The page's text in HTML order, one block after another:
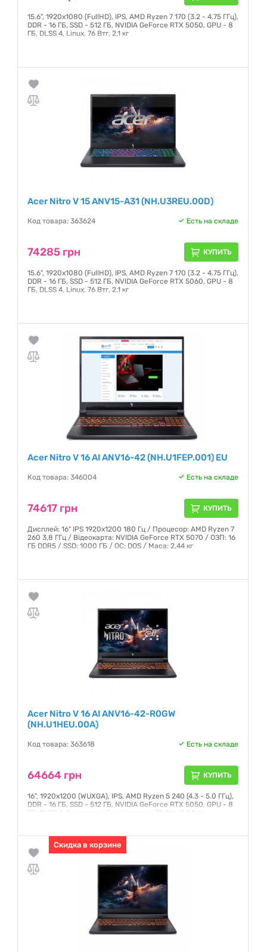
15.6", 1920х1080 (FullHD), IPS, AMD Ryzen 7 170 (3.2 - 4.75 ГГц),
DDR - 16 ГБ, SSD - 512 ГБ, NVIDIA GeForce RTX 5050, GPU - 8
ГБ, DLSS 4, Linux, 76 Втг, 2.1 кг
Acer Nitro V 15 ANV15-A31 (NH.U3REU.00D)
Код товара: 363624 Есть на складе
74285 грн КУПИТЬ
15.6", 1920х1080 (FullHD), IPS, AMD Ryzen 7 170 (3.2 - 4.75 ГГц),
DDR - 16 ГБ, SSD - 512 ГБ, NVIDIA GeForce RTX 5060, GPU - 8
ГБ, DLSS 4, Linux, 76 Втг, 2.1 кг
Acer Nitro V 16 AI ANV16-42 (NH.U1FEP.001) EU
Код товара: 346004 Есть на складе
74617 грн КУПИТЬ
Дисплей: 16" IPS 1920x1200 180 Гц / Процесор: AMD Ryzen 7
260 3,8 ГГц / Відеокарта: NVIDIA GeForce RTX 5070 / ОЗП: 16
ГБ DDR5 / SSD: 1000 ГБ / ОС: DOS / Маса: 2,44 кг
Acer Nitro V 16 AI ANV16-42-R0GW
(NH.U1HEU.00A)
Код товара: 363618 Есть на складе
64664 грн КУПИТЬ
16", 1920x1200 (WUXGA), IPS, AMD Ryzen 5 240 (4.3 - 5.0 ГГц),
DDR - 16 ГБ, SSD - 512 ГБ, NVIDIA GeForce RTX 5050, GPU - 8
ГБ, DLSS 4, без операційної системи, 76 Втг, 2.44 кг
Скидка в корзине